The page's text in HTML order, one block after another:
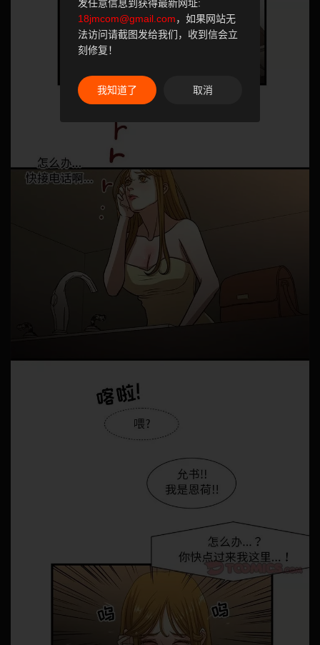
发任意信息到获得最新网址:
18jmcom@gmail.com，如果网站无
法访问请截图发给我们，收到信会立
刻修复！
我知道了 取消